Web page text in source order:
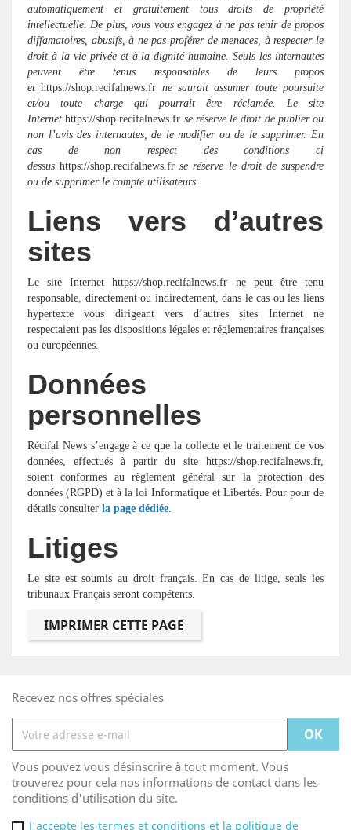
automatiquement et gratuitement tous droits de propriété
intellectuelle. De plus, vous vous engagez à ne pas tenir de propos
diffamatoires, abusifs, à ne pas proférer de menaces, à respecter le
droit à la vie privée et à la dignité humaine. Seuls les internautes
peuvent être tenus responsables de leurs propos
ethttps://shop.recifalnews.fr ne saurait assumer toute poursuite
et/ou toute charge qui pourrait être réclamée. Le site
Internethttps://shop.recifalnews.fr se réserve le droit de publier ou
non l’avis des internautes, de le modifier ou de le supprimer. En
cas de non respect des conditions ci
dessushttps://shop.recifalnews.fr se réserve le droit de suspendre
ou de supprimer le compte utilisateurs.
Liens vers d’autres
sites
Le site Internet https://shop.recifalnews.fr ne peut être tenu
responsable, directement ou indirectement, dans le cas ou les liens
hypertexte vous dirigeant vers d’autres sites Internet ne
respectaient pas les dispositions légales et réglementaires françaises
ou européennes.
Données
personnelles
Récifal News s’engage à ce que la collecte et le traitement de vos
données, effectués à partir du site https://shop.recifalnews.fr,
soient conformes au règlement général sur la protection des
données (RGPD) et à la loi Informatique et Libertés. Pour pour de
détails consulter la page dédiée.
Litiges
Le site est soumis au droit français. En cas de litige, seuls les
tribunaux Français seront compétents.
Recevez nos offres spéciales
Vous pouvez vous désinscrire à tout moment. Vous
trouverez pour cela nos informations de contact dans les
conditions d'utilisation du site.
J'accepte les termes et conditions et la politique de